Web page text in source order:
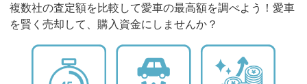
複数社の査定額を比較して愛車の最高額を調べよう！愛車
を賢く売却して、購入資金にしませんか？